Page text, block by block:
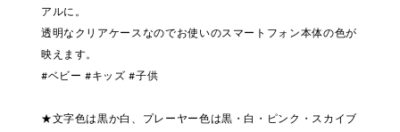
アルに。
透明なクリアケースなのでお使いのスマートフォン本体の色が
映えます。
#ベビー #キッズ #子供
★文字色は黒か白、プレーヤー色は黒・白・ピンク・スカイブ